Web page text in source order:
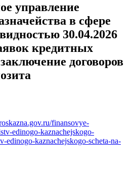
управление
в сфере
30.04.2026
кредитных
договоров
finansovye-
edinogo-kaznachejskogo-
edinogo-kaznachejskogo-scheta-na-